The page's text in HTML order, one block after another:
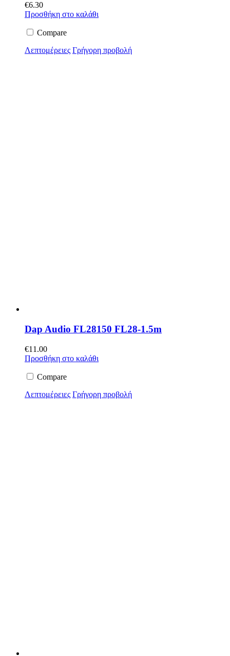
€6.30
Προσθήκη στο καλάθι
Compare
Λεπτομέρειες Γρήγορη προβολή
Dap Audio FL28150 FL28-1.5m
€11.00
Προσθήκη στο καλάθι
Compare
Λεπτομέρειες Γρήγορη προβολή